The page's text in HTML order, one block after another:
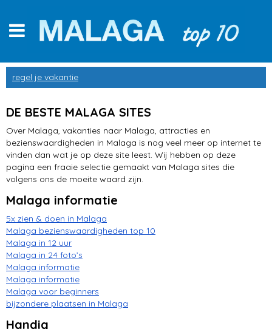
Centro Historico
Muelle Uno
stranden
winkelen
op de fiets
Kathedraal van Malaga
musea
bezienswaardigheden
Caminito del Rey
regel je vakantie
DE BESTE MALAGA SITES
Over Malaga, vakanties naar Malaga, attracties en
bezienswaardigheden in Malaga is nog veel meer op internet te
vinden dan wat je op deze site leest. Wij hebben op deze
pagina een fraaie selectie gemaakt van Malaga sites die
volgens ons de moeite waard zijn.
Malaga informatie
5x zien & doen in Malaga
Malaga bezienswaardigheden top 10
Malaga in 12 uur
Malaga in 24 foto’s
Malaga informatie
Malaga informatie
Malaga voor beginners
bijzondere plaatsen in Malaga
Handig